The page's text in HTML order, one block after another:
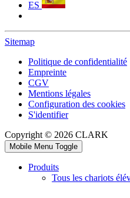
ES
Sitemap
Politique de confidentialité
Empreinte
CGV
Mentions légales
Configuration des cookies
S'identifier
Copyright © 2026 CLARK
Mobile Menu Toggle
Produits
Tous les chariots